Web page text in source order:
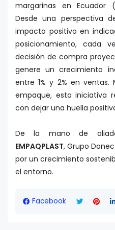
margarinas en Ecuador
Desde una perspectiva
impacto positivo en
posicionamiento, cada
decisión de compra
genere un crecimiento
entre 1% y 2% en
empaque, esta iniciativa
con dejar una huella
De la mano de
EMPAQPLAST, Grupo
por un crecimiento
el entorno.
Facebook